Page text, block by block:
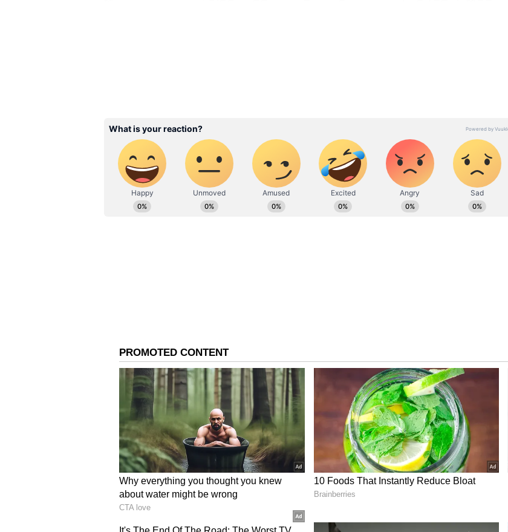
Director Mysskin
அடுத்தடுத்து இவர் இயக்கிய யுத்தம் செய், முகமூடி, ஓநாயும் ஆட்டுக்குட்டியும்,
பிசாசு, துப்பறிவாளன், சைக்கோ, போன்ற வெற்றி படங்களை இயக்கினார்.